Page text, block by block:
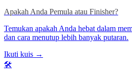
Apakah Anda Pemula atau Finisher?
Temukan apakah Anda hebat dalam
dan cara menutup lebih banyak putaran.
Ikuti kuis →
🛠️